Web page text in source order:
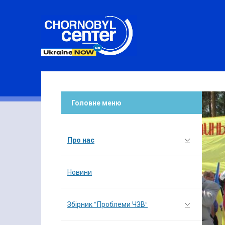
Головне меню
Про нас
Новини
Збірник “Проблеми ЧЗВ”